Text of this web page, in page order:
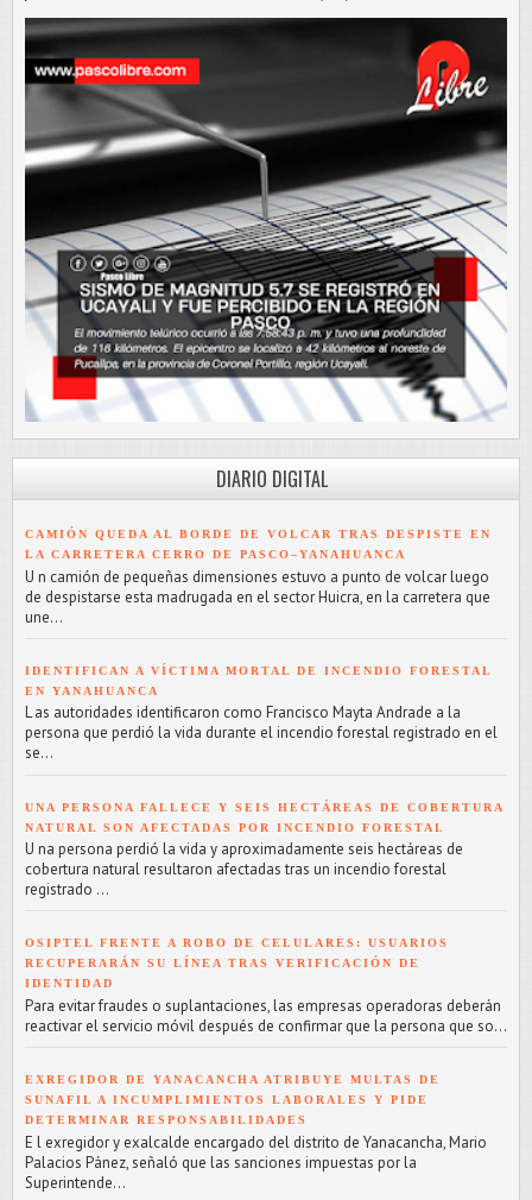
DIARIO DIGITAL
CAMIÓN QUEDA AL BORDE DE VOLCAR TRAS DESPISTE EN
LA CARRETERA CERRO DE PASCO–YANAHUANCA
U n camión de pequeñas dimensiones estuvo a punto de volcar luego
de despistarse esta madrugada en el sector Huicra, en la carretera que
une...
IDENTIFICAN A VÍCTIMA MORTAL DE INCENDIO FORESTAL
EN YANAHUANCA
L as autoridades identificaron como Francisco Mayta Andrade a la
persona que perdió la vida durante el incendio forestal registrado en el
se...
UNA PERSONA FALLECE Y SEIS HECTÁREAS DE COBERTURA
NATURAL SON AFECTADAS POR INCENDIO FORESTAL
U na persona perdió la vida y aproximadamente seis hectáreas de
cobertura natural resultaron afectadas tras un incendio forestal
registrado ...
OSIPTEL FRENTE A ROBO DE CELULARES: USUARIOS
RECUPERARÁN SU LÍNEA TRAS VERIFICACIÓN DE
IDENTIDAD
Para evitar fraudes o suplantaciones, las empresas operadoras deberán
reactivar el servicio móvil después de confirmar que la persona que so...
EXREGIDOR DE YANACANCHA ATRIBUYE MULTAS DE
SUNAFIL A INCUMPLIMIENTOS LABORALES Y PIDE
DETERMINAR RESPONSABILIDADES
E l exregidor y exalcalde encargado del distrito de Yanacancha, Mario
Palacios Pánez, señaló que las sanciones impuestas por la
Superintende...